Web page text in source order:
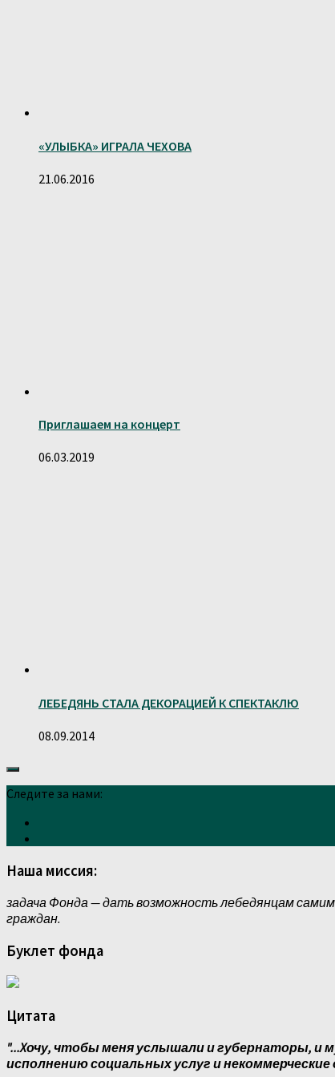
«УЛЫБКА» ИГРАЛА ЧЕХОВА
21.06.2016
Приглашаем на концерт
06.03.2019
ЛЕБЕДЯНЬ СТАЛА ДЕКОРАЦИЕЙ К СПЕКТАКЛЮ
08.09.2014
Следите за нами:
Наша миссия:
задача Фонда — дать возможность лебедянцам
граждан.
Буклет фонда
Цитата
"...Xочу, чтобы меня услышали и губернаторы, и
исполнению социальных услуг и некоммерческие